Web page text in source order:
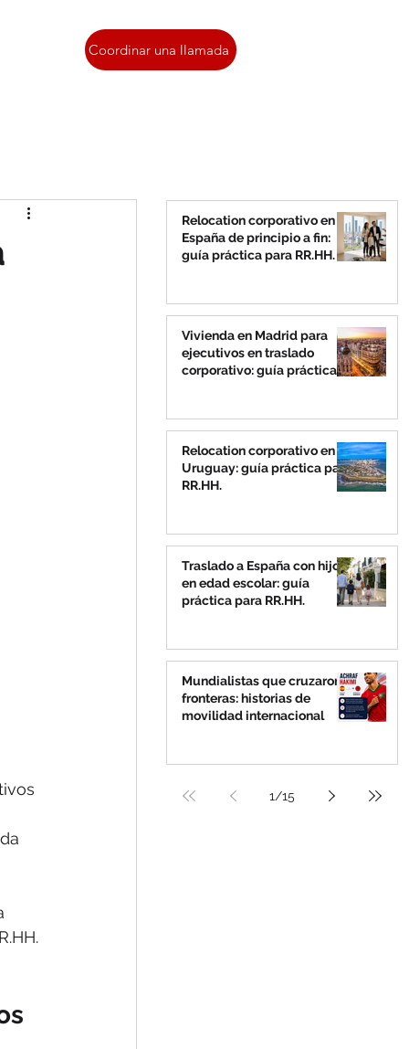
Coordinar una llamada
Relocation corporativo en
España de principio a fin:
guía práctica para RR.HH.
Vivienda en Madrid para
ejecutivos en traslado
corporativo: guía práctica
Relocation corporativo en
Uruguay: guía práctica para
RR.HH.
Traslado a España con hijos
en edad escolar: guía
práctica para RR.HH.
Mundialistas que cruzaron
fronteras: historias de
movilidad internacional
1/15